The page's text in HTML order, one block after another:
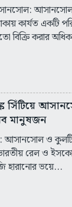
কার্যত একটি
বিক্রি করার
সিঁটিয়ে
মানুষজন
আসানসোল ও
রেল ও ইসকো
হারানোর ভয়ে...